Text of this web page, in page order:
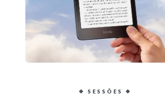
❖ SESSÕES ❖